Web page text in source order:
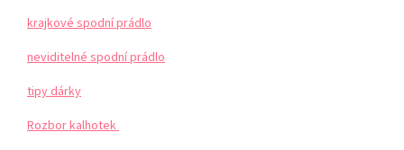
krajkové spodní prádlo
neviditelné spodní prádlo
tipy dárky
Rozbor kalhotek